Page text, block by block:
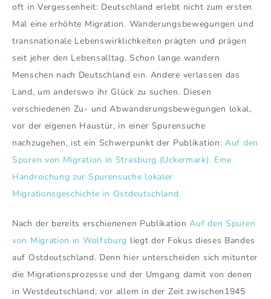
oft in Vergessenheit: Deutschland erlebt nicht zum ersten
Mal eine erhöhte Migration. Wanderungsbewegungen und
transnationale Lebenswirklichkeiten prägten und prägen
seit jeher den Lebensalltag. Schon lange wandern
Menschen nach Deutschland ein. Andere verlassen das
Land, um anderswo ihr Glück zu suchen. Diesen
verschiedenen Zu- und Abwanderungsbewegungen lokal,
vor der eigenen Haustür, in einer Spurensuche
nachzugehen, ist ein Schwerpunkt der Publikation:Auf den
Spuren von Migration in Strasburg (Uckermark). Eine
Handreichung zur Spurensuche lokaler
Migrationsgeschichte in Ostdeutschland.
Nach der bereits erschienenen PublikationAuf den Spuren
von Migration in Wolfsburg liegt der Fokus dieses Bandes
auf Ostdeutschland. Denn hier unterscheiden sich mitunter
die Migrationsprozesse und der Umgang damit von denen
in Westdeutschland; vor allem in der Zeit zwischen1945